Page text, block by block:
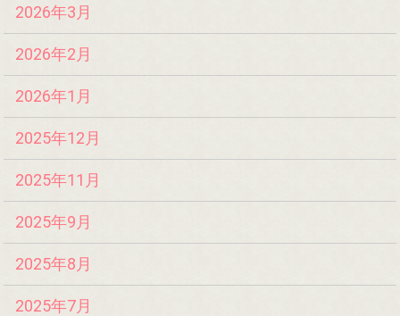
2026年3月
2026年2月
2026年1月
2025年12月
2025年11月
2025年9月
2025年8月
2025年7月